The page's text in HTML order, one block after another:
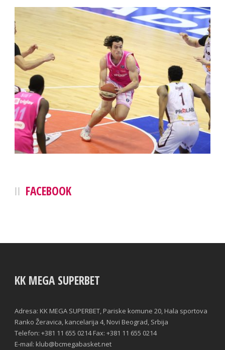
FACEBOOK
KK MEGA SUPERBET
Adresa: KK MEGA SUPERBET, Pariske komune 20, Hala sportova
Ranko Žeravica, kancelarija 4, Novi Beograd, Srbija
Telefon: +381 11 655 0214 Fax: +381 11 655 0214
E-mail: klub@bcmegabasket.net